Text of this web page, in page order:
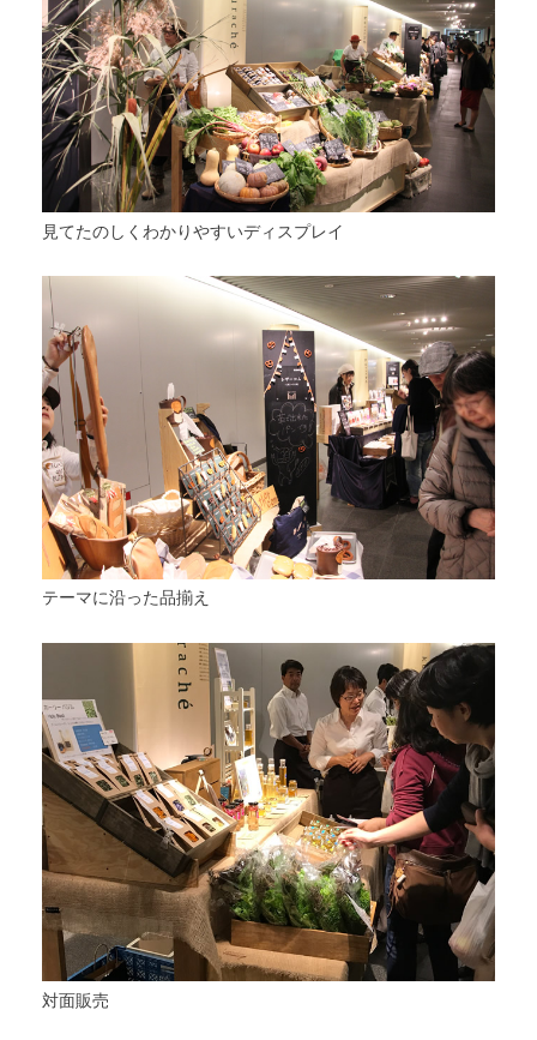
見てたのしくわかりやすいディスプレイ
テーマに沿った品揃え
対面販売